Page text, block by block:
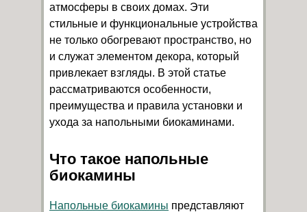
атмосферы в своих домах. Эти
стильные и функциональные устройства
не только обогревают пространство, но
и служат элементом декора, который
привлекает взгляды. В этой статье
рассматриваются особенности,
преимущества и правила установки и
ухода за напольными биокаминами.
Что такое напольные
биокамины
Напольные биокамины представляют